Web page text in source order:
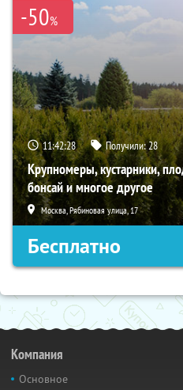
-50%
11:42:27 Получили:28
Крупномеры, кустарники,
бонсай и многое другое
Москва, Рябиновая улица, 17
Бесплатно
Компания
Основное